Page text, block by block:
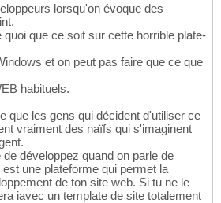
lorsqu'on évoque des
quoi que ce soit sur cette horrible plate-
et on peut pas faire que ce que
habituels.
que les gens qui décident d'utiliser ce
vraiment des naïfs qui s'imaginent
développez quand on parle de
une plateforme qui permet la
de ton site web. Si tu ne le
iavec un template de site totalement